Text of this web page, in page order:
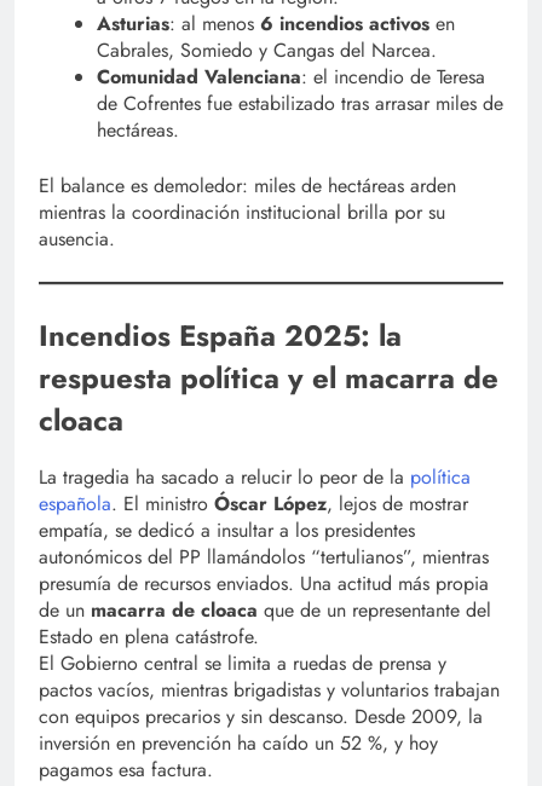
Asturias: al menos 6 incendios activos en
Cabrales, Somiedo y Cangas del Narcea.
Comunidad Valenciana: el incendio de Teresa
de Cofrentes fue estabilizado tras arrasar miles de
hectáreas.
El balance es demoledor: miles de hectáreas arden
mientras la coordinación institucional brilla por su
ausencia.
Incendios España 2025: la
respuesta política y el macarra de
cloaca
La tragedia ha sacado a relucir lo peor de la política
española. El ministro Óscar López, lejos de mostrar
empatía, se dedicó a insultar a los presidentes
autonómicos del PP llamándolos “tertulianos”, mientras
presumía de recursos enviados. Una actitud más propia
de un macarra de cloaca que de un representante del
Estado en plena catástrofe.
El Gobierno central se limita a ruedas de prensa y
pactos vacíos, mientras brigadistas y voluntarios trabajan
con equipos precarios y sin descanso. Desde 2009, la
inversión en prevención ha caído un 52 %, y hoy
pagamos esa factura.